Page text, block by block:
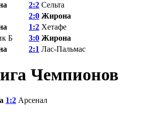
2:2 Сельта
2:0 Жирона
1:2 Хетафе
Б 3:0 Жирона
2:1 Лас-Пальмас
Чемпионов
1:2 Арсенал